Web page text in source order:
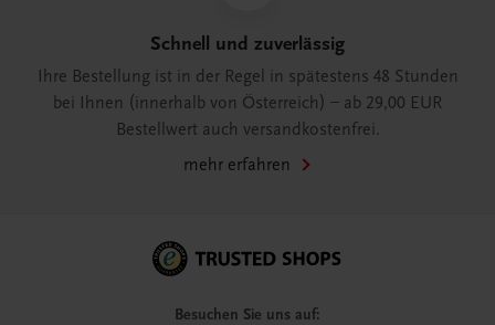
Schnell und zuverlässig
Ihre Bestellung ist in der Regel in spätestens 48 Stunden
bei Ihnen (innerhalb von Österreich) – ab 29,00 EUR
Bestellwert auch versandkostenfrei.
mehr erfahren
Besuchen Sie uns auf: